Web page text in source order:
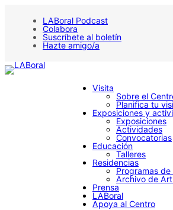
LABoral Podcast
Colabora
Suscríbete al boletín
Hazte amigo/a
Visita
Sobre el
Planifica tu
Exposiciones y
Exposiciones
Actividades
Convocatorias
Educación
Talleres
Residencias
Programas
Archivo de
Prensa
LABoral
Apoya al Centro